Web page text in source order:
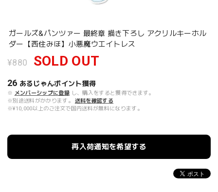
ガールズ&パンツァー 最終章 描き下ろし アクリルキーホル
ダー【西住みほ】小悪魔ウエイトレス
¥880 SOLD OUT
26 あるじゃんポイント獲得
※ メンバーシップに登録 し、購入をすると獲得できます。
※別途送料がかかります。
送料を確認する
※¥10,000以上のご注文で国内送料が無料になります。
再入荷通知を希望する